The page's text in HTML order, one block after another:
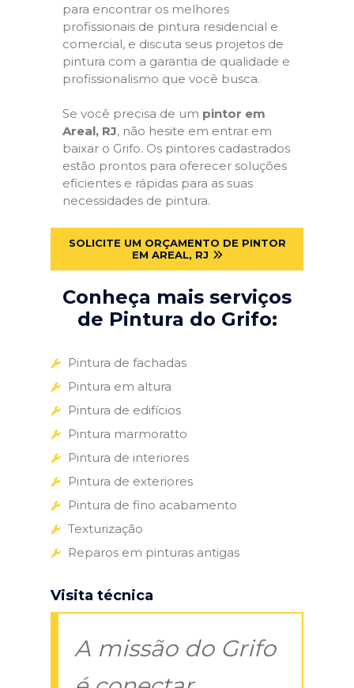
para encontrar os melhores
profissionais de pintura residencial e
comercial, e discuta seus projetos de
pintura com a garantia de qualidade e
profissionalismo que você busca.
Se você precisa de um pintor em
Areal, RJ, não hesite em entrar em
baixar o Grifo. Os pintores cadastrados
estão prontos para oferecer soluções
eficientes e rápidas para as suas
necessidades de pintura.
SOLICITE UM ORÇAMENTO DE PINTOR
EM AREAL, RJ
Conheça mais serviços
de Pintura do Grifo:
Pintura de fachadas
Pintura em altura
Pintura de edifícios
Pintura marmoratto
Pintura de interiores
Pintura de exteriores
Pintura de fino acabamento
Texturização
Reparos em pinturas antigas
Visita técnica
A missão do Grifo